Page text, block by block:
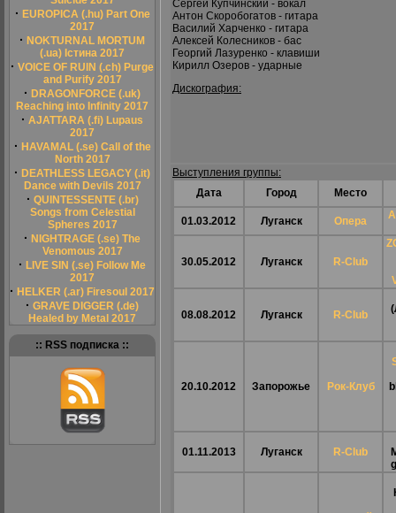
· EUROPICA (.hu) Part One
2017
· NOKTURNAL MORTUM
(.ua) Істина 2017
· VOICE OF RUIN (.ch) Purge
and Purify 2017
· DRAGONFORCE (.uk)
Reaching into Infinity 2017
· AJATTARA (.fi) Lupaus
2017
· HAVAMAL (.se) Call of the
North 2017
· DEATHLESS LEGACY (.it)
Dance with Devils 2017
· QUINTESSENTE (.br)
Songs from Celestial
Spheres 2017
· NIGHTRAGE (.se) The
Venomous 2017
· LIVE SIN (.se) Follow Me
2017
· HELKER (.ar) Firesoul 2017
· GRAVE DIGGER (.de)
Healed by Metal 2017
:: RSS подписка ::
Сергей Купчинский - вокал
Антон Скоробогатов - гитара
Василий Харченко - гитара
Алексей Колесников - бас
Георгий Лазуренко - клавиши
Кирилл Озеров - ударные
Дискография:
Выступления группы:
Дата
Город Место
01.03.2012 Луганск Опера
30.05.2012 Луганск R-Club
08.08.2012 Луганск R-Club
20.10.2012 Запорожье Рок-Клуб
01.11.2013 Луганск R-Club